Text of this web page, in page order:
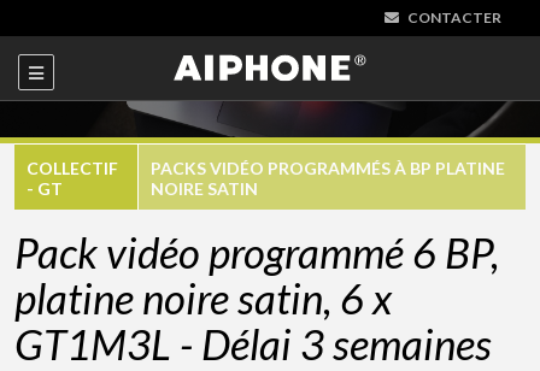
CONTACTER
COLLECTIF
- GT
PACKS VIDÉO PROGRAMMÉS À BP PLATINE
NOIRE SATIN
Pack vidéo programmé 6 BP,
platine noire satin, 6 x
GT1M3L - Délai 3 semaines